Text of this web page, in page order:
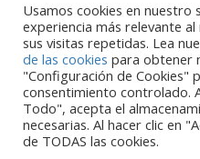
Financiado por la Unión
embargo, los puntos de vista y
opiniones expresadas son
no reflejan necesariamente los
la Unión Europea o la
la Comisión Europea pueden ser
Usamos cookies en nuestro
experiencia más relevante
sus visitas repetidas. Lea
de las cookies para obtener
"Configuración de Cookies"
consentimiento controlado.
Todo", acepta el
necesarias. Al hacer clic en
de TODAS las cookies.